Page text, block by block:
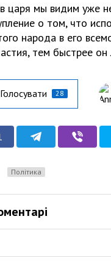
царя мы видим уже
о том, что
народа в его
тем быстрее он
Голосувати 28
Політика